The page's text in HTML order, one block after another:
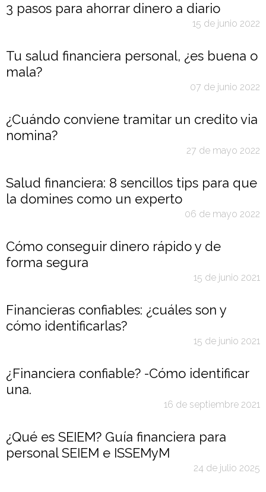
3 pasos para ahorrar dinero a diario
15 de junio 2022
Tu salud financiera personal, ¿es buena o
mala?
07 de junio 2022
¿Cuándo conviene tramitar un credito via
nomina?
27 de mayo 2022
Salud financiera: 8 sencillos tips para que
la domines como un experto
06 de mayo 2022
Cómo conseguir dinero rápido y de
forma segura
15 de junio 2021
Financieras confiables: ¿cuáles son y
cómo identificarlas?
15 de junio 2021
¿Financiera confiable? -Cómo identificar
una.
16 de septiembre 2021
¿Qué es SEIEM? Guía financiera para
personal SEIEM e ISSEMyM
24 de julio 2025